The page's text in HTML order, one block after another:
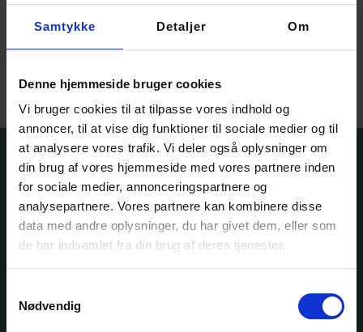
Samtykke Detaljer Om
Denne hjemmeside bruger cookies
Vi bruger cookies til at tilpasse vores indhold og
annoncer, til at vise dig funktioner til sociale medier og til
at analysere vores trafik. Vi deler også oplysninger om
din brug af vores hjemmeside med vores partnere inden
for sociale medier, annonceringspartnere og
analysepartnere. Vores partnere kan kombinere disse
data med andre oplysninger, du har givet dem, eller som
de har indsamlet fra din brug af deres tjenester.
Nødvendig
Casasol Candy Cotton
2630 Taastrup